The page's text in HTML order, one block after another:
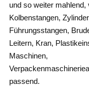
und so weiter
Kolbenstangen,
Führungsstangen,
Leitern, Kran,
Maschinen,
passend.